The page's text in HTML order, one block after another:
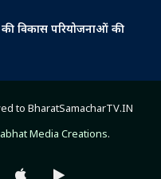
की विकास परियोजनाओं की
to BharatSamacharTV.IN
Media Creations.
AppleGoogle